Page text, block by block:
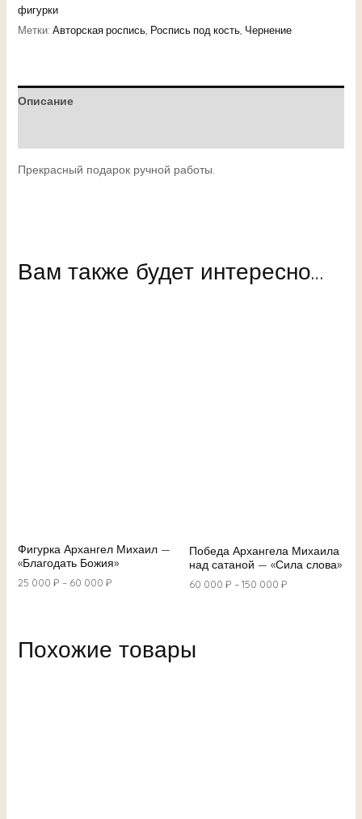
фигурки
Метки: Авторская роспись, Роспись под кость, Чернение
Описание
Прекрасный подарок ручной работы.
Вам также будет интересно…
Фигурка Архангел Михаил —
«Благодать Божия»
25 000 ₽ – 60 000 ₽
Победа Архангела Михаила
над сатаной — «Сила слова»
60 000 ₽ –150 000 ₽
Похожие товары